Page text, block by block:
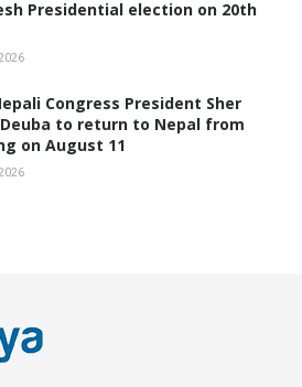
Presidential election on 20th
Congress President Sher
to return to Nepal from
on August 11